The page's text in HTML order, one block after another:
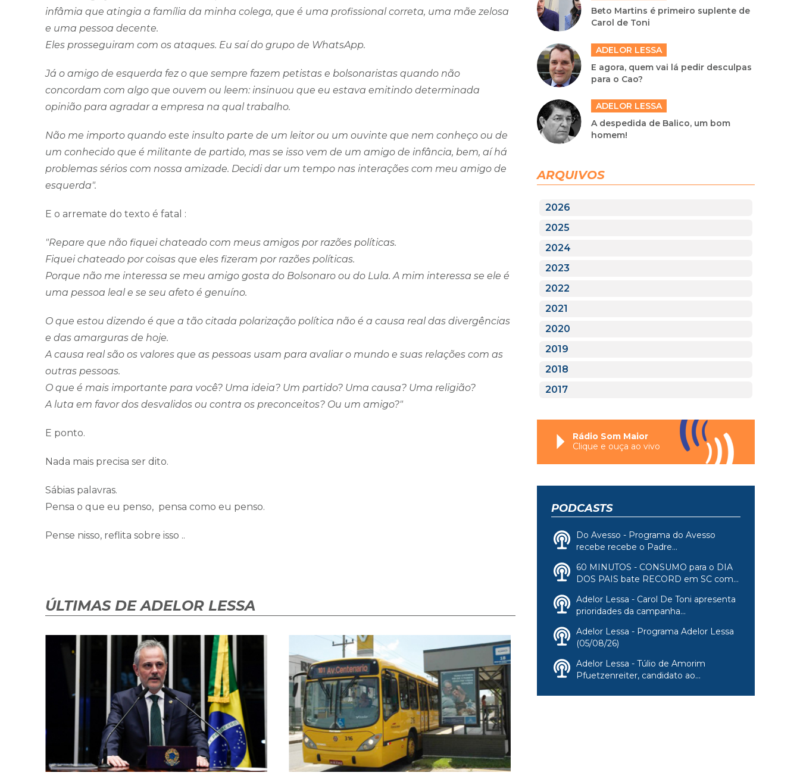
infâmia que atingia a família da minha colega, que é uma profissional correta, uma mãe zelosa
e uma pessoa decente.
Eles prosseguiram com os ataques. Eu saí do grupo de WhatsApp.
Já o amigo de esquerda fez o que sempre fazem petistas e bolsonaristas quando não
concordam com algo que ouvem ou leem: insinuou que eu estava emitindo determinada
opinião para agradar a empresa na qual trabalho.
Não me importo quando este insulto parte de um leitor ou um ouvinte que nem conheço ou de
um conhecido que é militante de partido, mas se isso vem de um amigo de infância, bem, aí há
problemas sérios com nossa amizade. Decidi dar um tempo nas interações com meu amigo de
esquerda".
E o arremate do texto é fatal :
"Repare que não fiquei chateado com meus amigos por razões políticas.
Fiquei chateado por coisas que eles fizeram por razões políticas.
Porque não me interessa se meu amigo gosta do Bolsonaro ou do Lula. A mim interessa se ele é
uma pessoa leal e se seu afeto é genuíno.
O que estou dizendo é que a tão citada polarização política não é a causa real das divergências
e das amarguras de hoje.
A causa real são os valores que as pessoas usam para avaliar o mundo e suas relações com as
outras pessoas.
O que é mais importante para você? Uma ideia? Um partido? Uma causa? Uma religião?
A luta em favor dos desvalidos ou contra os preconceitos? Ou um amigo?"
E ponto.
Nada mais precisa ser dito.
Sábias palavras.
Pensa o que eu penso, pensa como eu penso.
Pense nisso, reflita sobre isso ..
ÚLTIMAS DE ADELOR LESSA
Beto Martins é primeiro suplente de
Carol de Toni
ADELOR LESSA
E agora, quem vai lá pedir desculpas
para o Cao?
ADELOR LESSA
A despedida de Balico, um bom
homem!
ARQUIVOS
2026
2025
2024
2023
2022
2021
2020
2019
2018
2017
Rádio Som Maior
Clique e ouça ao vivo
PODCASTS
Do Avesso - Programa do Avesso
recebe recebe o Padre...
60 MINUTOS - CONSUMO para o DIA
DOS PAIS bate RECORD em SC com...
Adelor Lessa - Carol De Toni apresenta
prioridades da campanha...
Adelor Lessa - Programa Adelor Lessa
(05/08/26)
Adelor Lessa - Túlio de Amorim
Pfuetzenreiter, candidato ao...